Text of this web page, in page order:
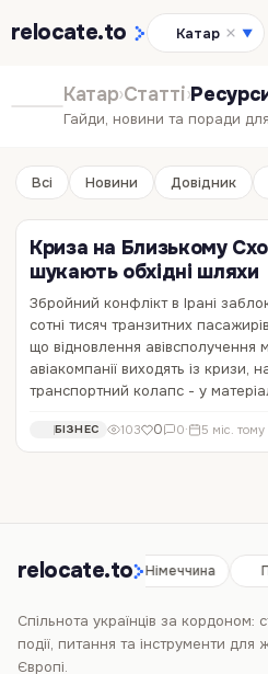
relocate.to Катар ▼
Катар›Статті›
Гайди, новини та поради для
Всі Новини Довідник
Криза на Близькому
шукають обхідні шляхи
Збройний конфлікт в Ірані
сотні тисяч транзитних
що відновлення
авіакомпанії виходять із кризи,
транспортний колапс - у
БІЗНЕС 103 0 0· 5 міс. тому
relocate.to
Іспанія Німеччина
Спільнота українців за кордоном:
події, питання та інструменти для
Європі.